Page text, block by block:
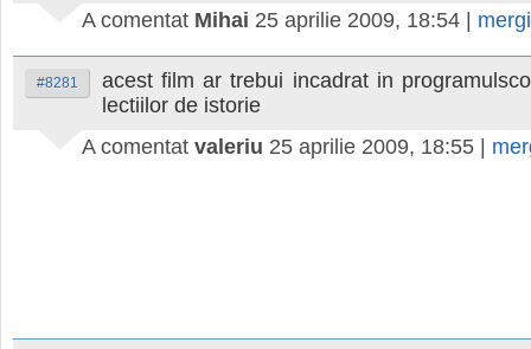
A comentat Mihai 25 aprilie 2009, 18:54 |
#8281
acest film ar trebui incadrat in
lectiilor de istorie
A comentat valeriu 25 aprilie 2009, 18:55